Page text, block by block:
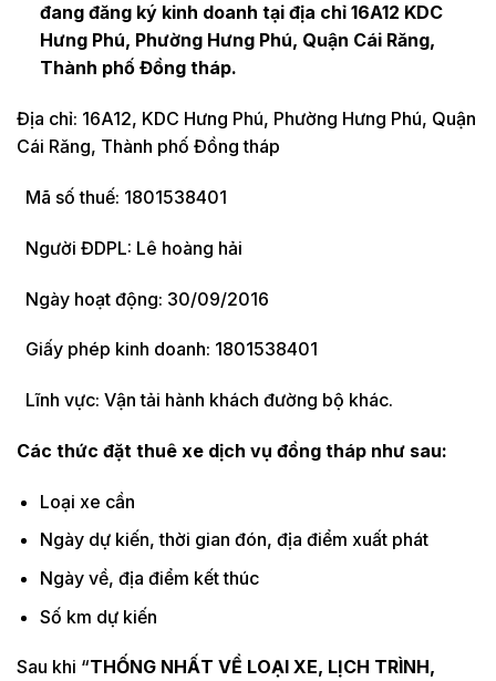
đang đăng ký kinh doanh tại địa chỉ 16A12 KDC
Hưng Phú, Phường Hưng Phú, Quận Cái Răng,
Thành phố Đồng tháp.
Địa chỉ: 16A12, KDC Hưng Phú, Phường Hưng Phú, Quận
Cái Răng, Thành phố Đồng tháp
Mã số thuế: 1801538401
Người ĐDPL: Lê hoàng hải
Ngày hoạt động: 30/09/2016
Giấy phép kinh doanh: 1801538401
Lĩnh vực: Vận tải hành khách đường bộ khác.
Các thức đặt thuê xe dịch vụ đồng tháp như sau:
Loại xe cần
Ngày dự kiến, thời gian đón, địa điểm xuất phát
Ngày về, địa điểm kết thúc
Số km dự kiến
Sau khi “THỐNG NHẤT VỀ LOẠI XE, LỊCH TRÌNH,